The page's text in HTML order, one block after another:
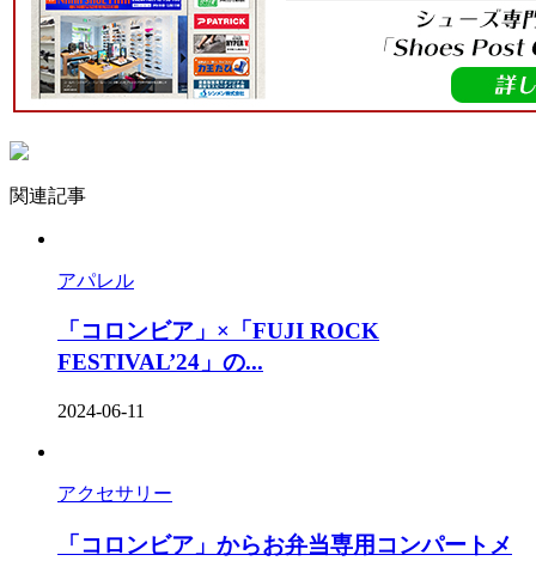
関連記事
アパレル
「コロンビア」×「FUJI ROCK
FESTIVAL’24」の...
2024-06-11
アクセサリー
「コロンビア」からお弁当専用コンパートメ